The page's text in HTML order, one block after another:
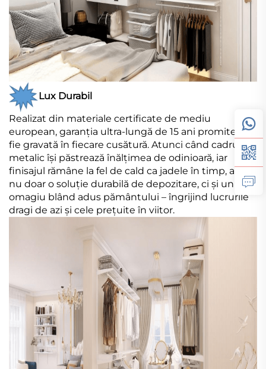
Lux Durabil
Realizat din materiale certificate de mediu
european, garanția ultra-lungă de 15 ani promite să
fie gravată în fiecare cusătură. Atunci când cadrul
metalic își păstrează înălțimea de odinioară, iar
finisajul rămâne la fel de cald ca jadele în timp, aveți
nu doar o soluție durabilă de depozitare, ci și un
omagiu blând adus pământului – îngrijind lucrurile
dragi de azi și cele prețuite în viitor.